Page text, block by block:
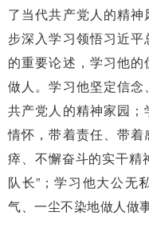
了当代共产党人的精
步深入学习领悟习近
的重要论述，学习他的
做人。学习他坚定信
共产党人的精神家园
情怀，带着责任、带
瘁、不懈奋斗的实干精
队长”；学习他大公无
气、一尘不染地做人做事